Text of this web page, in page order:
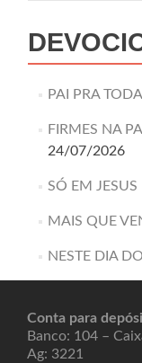
PAI PRA
FIRMES NA
24/07/2026
SÓ EM JESUS
MAIS QUE
NESTE DIA
Conta para
Banco: 104 –
Ag: 3221